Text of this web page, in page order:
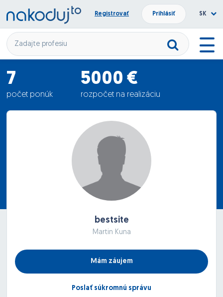
Registrovať Prihlásiť SK
7
počet ponúk
5000 €
rozpočet na realizáciu
21.43 €
bestsite
Martin Kuna
Mám záujem
Poslať súkromnú správu